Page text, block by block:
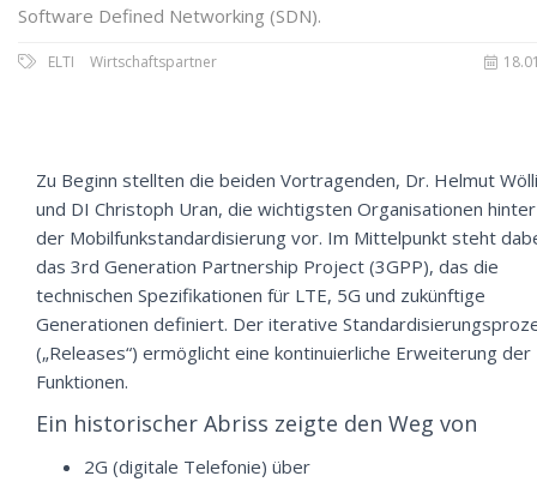
Software Defined Networking (SDN).
ELTI Wirtschaftspartner
Zu Beginn stellten die beiden Vortragenden, Dr. Helmut
und DI Christoph Uran, die wichtigsten Organisationen hinter
der Mobilfunkstandardisierung vor. Im Mittelpunkt steht
das 3rd Generation Partnership Project (3GPP), das die
technischen Spezifikationen für LTE, 5G und zukünftige
Generationen definiert. Der iterative
(„Releases“) ermöglicht eine kontinuierliche Erweiterung der
Funktionen.
Ein historischer Abriss zeigte den Weg von
2G (digitale Telefonie) über